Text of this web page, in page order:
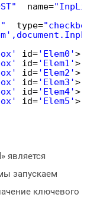
name=
type=
id='Elem0'>
id='Elem1'>
id='Elem2'>
id='Elem3'>
id='Elem4'>
id='Elem5'>
» является
запускаем
ключевого